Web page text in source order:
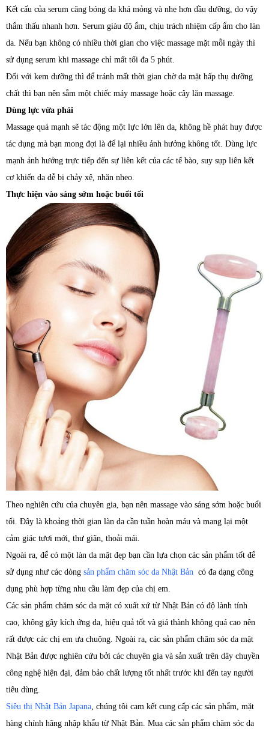
Kết cấu của serum căng bóng da khá mỏng và nhẹ hơn dầu dưỡng, do vậy
thẩm thấu nhanh hơn. Serum giàu độ ẩm, chịu trách nhiệm cấp ẩm cho làn
da. Nếu bạn không có nhiều thời gian cho việc massage mặt mỗi ngày thì
sử dụng serum khi massage chỉ mất tối đa 5 phút.
Đối với kem dưỡng thì để tránh mất thời gian chờ da mặt hấp thụ dưỡng
chất thì bạn nên sắm một chiếc máy massage hoặc cây lăn massage.
Dùng lực vừa phải
Massage quá mạnh sẽ tác động một lực lớn lên da, không hề phát huy được
tác dụng mà bạn mong đợi là để lại nhiều ảnh hưởng không tốt. Dùng lực
mạnh ảnh hưởng trực tiếp đến sự liên kết của các tế bào, suy sụp liên kết
cơ khiến da dễ bị chảy xệ, nhăn nheo.
Thực hiện vào sáng sớm hoặc buổi tối
Theo nghiên cứu của chuyên gia, bạn nên massage vào sáng sớm hoặc buổi
tối. Đây là khoảng thời gian làn da cần tuần hoàn máu và mang lại một
cảm giác tươi mới, thư giãn, thoải mái.
Ngoài ra, để có một làn da mặt đẹp bạn cần lựa chọn các sản phẩm tốt để
sử dụng như các dòng sản phẩm chăm sóc da Nhật Bản có đa dạng công
dụng phù hợp từng nhu cầu làm đẹp của chị em.
Các sản phẩm chăm sóc da mặt có xuất xứ từ Nhật Bản có độ lành tính
cao, không gây kích ứng da, hiệu quả tốt và giá thành không quá cao nên
rất được các chị em ưa chuộng. Ngoài ra, các sản phẩm chăm sóc da mặt
Nhật Bản được nghiên cứu bởi các chuyên gia và sản xuất trên dây chuyền
công nghệ hiện đại, đảm bảo chất lượng tốt nhất trước khi đến tay người
tiêu dùng.
Siêu thị Nhật Bản Japana, chúng tôi cam kết cung cấp các sản phẩm, mặt
hàng chính hãng nhập khẩu từ Nhật Bản. Mua các sản phẩm chăm sóc da